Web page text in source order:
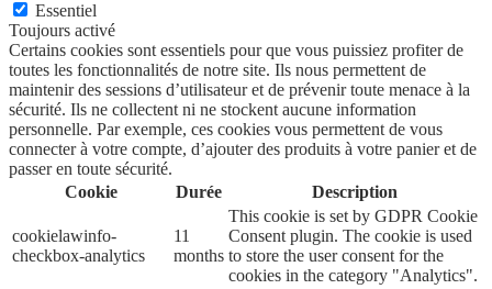
Essentiel
Toujours activé
Certains cookies sont essentiels pour que vous puissiez profiter de
toutes les fonctionnalités de notre site. Ils nous permettent de
maintenir des sessions d’utilisateur et de prévenir toute menace à la
sécurité. Ils ne collectent ni ne stockent aucune information
personnelle. Par exemple, ces cookies vous permettent de vous
connecter à votre compte, d’ajouter des produits à votre panier et de
passer en toute sécurité.
Cookie
Durée Description
cookielawinfo-
checkbox-analytics
11
months
This cookie is set by GDPR Cookie
Consent plugin. The cookie is used
to store the user consent for the
cookies in the category "Analytics".